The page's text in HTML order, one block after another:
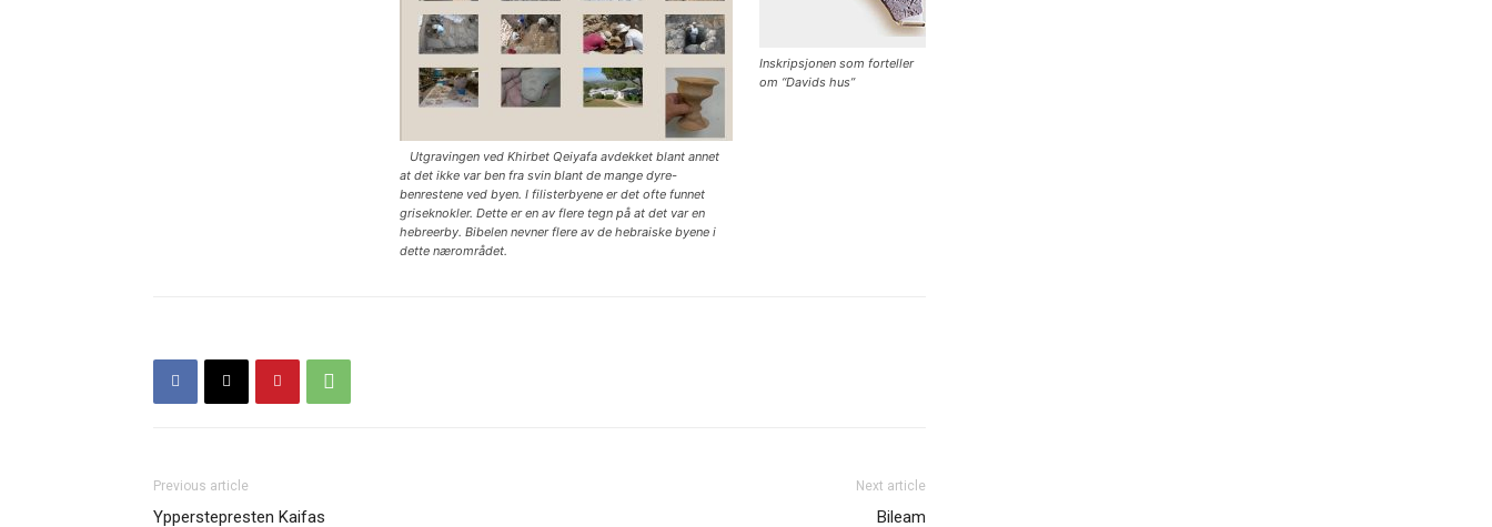
Inskripsjonen som forteller
om “Davids hus”
Utgravingen ved Khirbet Qeiyafa avdekket blant annet
at det ikke var ben fra svin blant de mange dyre-
benrestene ved byen. I filisterbyene er det ofte funnet
griseknokler. Dette er en av flere tegn på at det var en
hebreerby. Bibelen nevner flere av de hebraiske byene i
dette nærområdet.
Previous article
Ypperstepresten Kaifas
Next article
Bileam